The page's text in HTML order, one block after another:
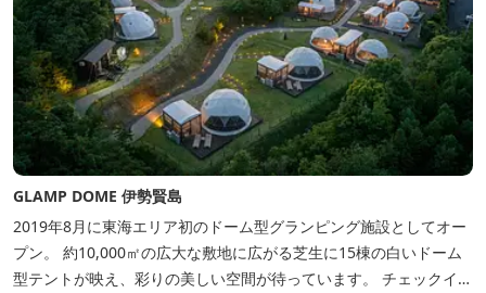
GLAMP DOME 伊勢賢島
2019年8月に東海エリア初のドーム型グランピング施設としてオー
プン。 約10,000㎡の広大な敷地に広がる芝生に15棟の白いドーム
型テントが映え、彩りの美しい空間が待っています。 チェックイン